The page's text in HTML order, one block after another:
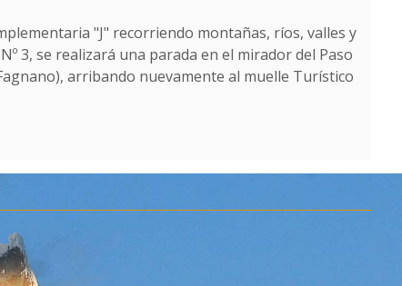
"J" recorriendo montañas, ríos, valles y
3, se realizará una parada en el mirador del Paso
arribando nuevamente al muelle Turístico